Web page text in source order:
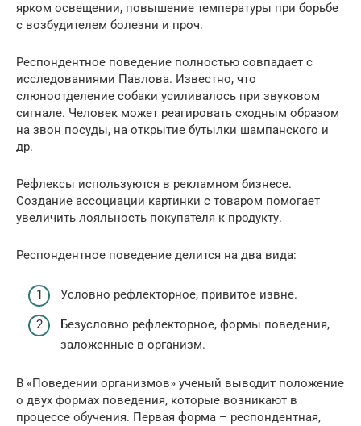
ярком освещении, повышение температуры при борьбе
с возбудителем болезни и проч.
Респондентное поведение полностью совпадает с
исследованиями Павлова. Известно, что
слюноотделение собаки усиливалось при звуковом
сигнале. Человек может реагировать сходным образом
на звон посуды, на открытие бутылки шампанского и
др.
Рефлексы используются в рекламном бизнесе.
Создание ассоциации картинки с товаром помогает
увеличить лояльность покупателя к продукту.
Респондентное поведение делится на два вида:
Условно рефлекторное, привитое извне.
Безусловно рефлекторное, формы поведения,
заложенные в организм.
В «Поведении организмов» ученый выводит положение
о двух формах поведения, которые возникают в
процессе обучения. Первая форма – респондентная,